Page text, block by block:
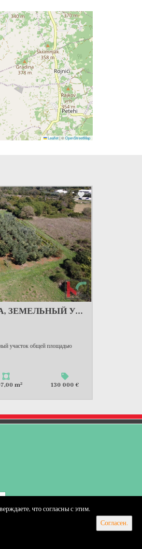
Leaflet|©OpenStreetMap
ИСТРА, МАРЧАНА, ЗЕМЕЛЬНЫЙ УЧАСТОК 2507 М2 КОМБИНИРОВАННЫЙ СТРОИТЕЛЬНЫЙ С НЕУРБАНИЗИРОВАННОЙ ЧАСТЬЮ, ПРОДАЖА
участок общей площадью
m2 130 000 €
что согласны с этим.
Согласен.